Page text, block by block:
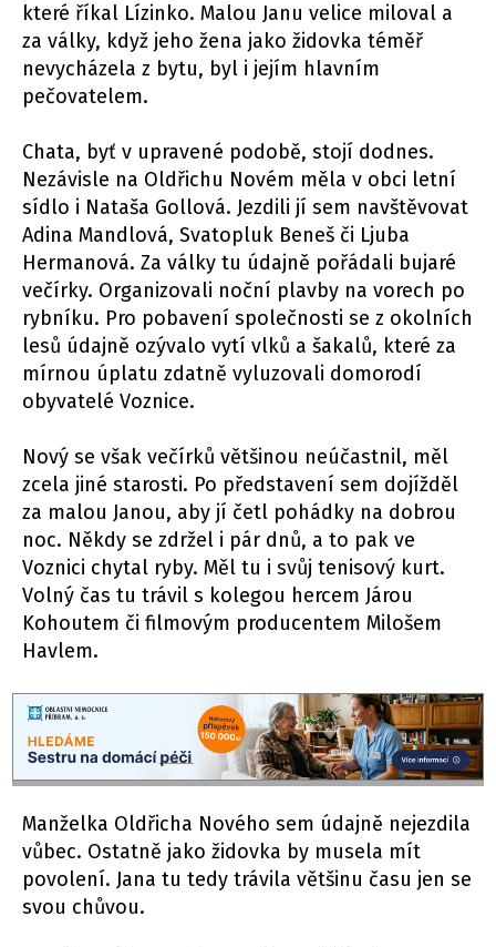
které říkal Lízinko. Malou Janu velice miloval a
za války, když jeho žena jako židovka téměř
nevycházela z bytu, byl i jejím hlavním
pečovatelem.
Chata, byť v upravené podobě, stojí dodnes.
Nezávisle na Oldřichu Novém měla v obci letní
sídlo i Nataša Gollová. Jezdili jí sem navštěvovat
Adina Mandlová, Svatopluk Beneš či Ljuba
Hermanová. Za války tu údajně pořádali bujaré
večírky. Organizovali noční plavby na vorech po
rybníku. Pro pobavení společnosti se z okolních
lesů údajně ozývalo vytí vlků a šakalů, které za
mírnou úplatu zdatně vyluzovali domorodí
obyvatelé Voznice.
Nový se však večírků většinou neúčastnil, měl
zcela jiné starosti. Po představení sem dojížděl
za malou Janou, aby jí četl pohádky na dobrou
noc. Někdy se zdržel i pár dnů, a to pak ve
Voznici chytal ryby. Měl tu i svůj tenisový kurt.
Volný čas tu trávil s kolegou hercem Járou
Kohoutem či filmovým producentem Milošem
Havlem.
Manželka Oldřicha Nového sem údajně nejezdila
vůbec. Ostatně jako židovka by musela mít
povolení. Jana tu tedy trávila většinu času jen se
svou chůvou.